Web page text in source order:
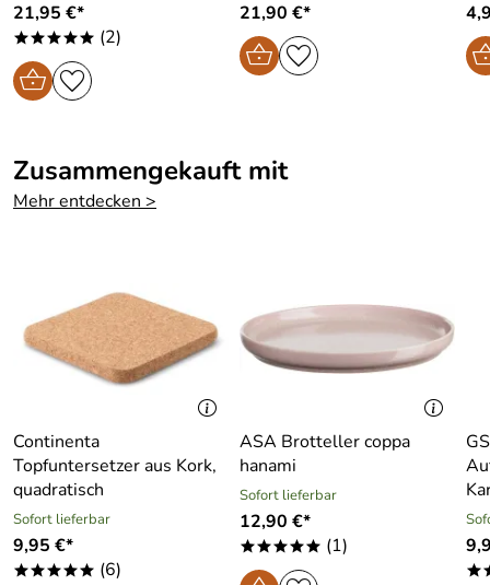
21,95 €*
***** (2)
21,90 €*
Zusammengekauft mit
Mehr entdecken >
Continenta
Topfuntersetzer aus Kork,
quadratisch
Sofort lieferbar
9,95 €*
***** (6)
ASA Brotteller coppa
hanami
Sofort lieferbar
12,90 €*
***** (1)